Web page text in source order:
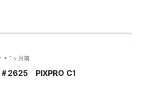
hl?a=20130821-
• 1ヶ月前
2625 PIXPRO C1